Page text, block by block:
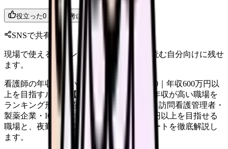
役立った0 参考になった
SNSで共有
現場で使えるポイントを、同僚やあとで読む自分向けに残せ
ます。
看護師の年収が高い職場ランキングTOP10｜年収600万円以
上を目指すルート【2026年版】 看護師の年収が高い職場を
ランキング形式で紹介。美容クリニック・訪問看護管理者・
製薬企業・ICU・大学病院など年収600万円以上を目指せる
職場と、夜勤あり/なし別の年収アップルートを徹底解説し
ます。